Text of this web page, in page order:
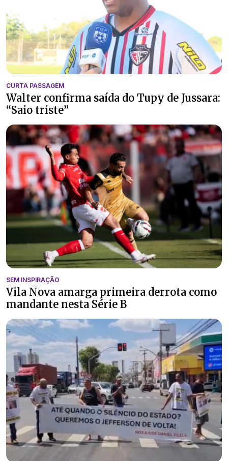
CURTA PASSAGEM
Walter confirma saída do Tupy de Jussara:
“Saio triste”
SEM INSPIRAÇÃO
Vila Nova amarga primeira derrota como
mandante nesta Série B